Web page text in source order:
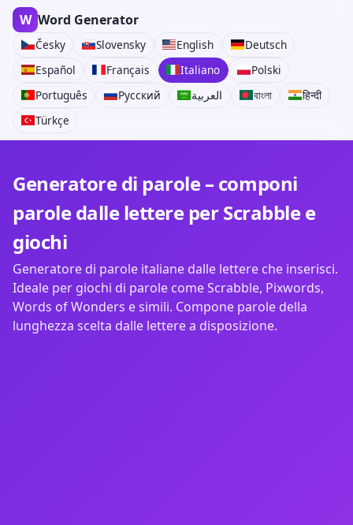
W Word Generator
Česky Slovensky English
Deutsch
Español
Français Italiano
Polski
Português
Русский العربية বাংলা
हिन्दी
Türkçe
Generatore di parole – componi
parole dalle lettere per Scrabble e
giochi
Generatore di parole italiane dalle lettere che inserisci.
Ideale per giochi di parole come Scrabble, Pixwords,
Words of Wonders e simili. Compone parole della
lunghezza scelta dalle lettere a disposizione.